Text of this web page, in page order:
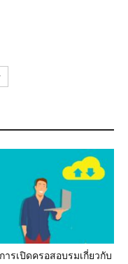
ารเปิดครอสอบรมเกี่ยวกับ